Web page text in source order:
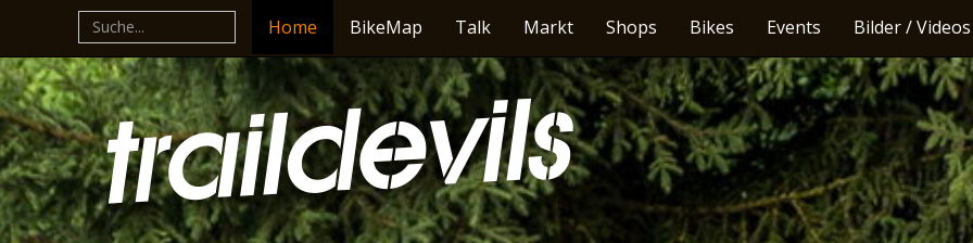
Home BikeMap Talk Markt Shops Bikes Events Bilder / Videos